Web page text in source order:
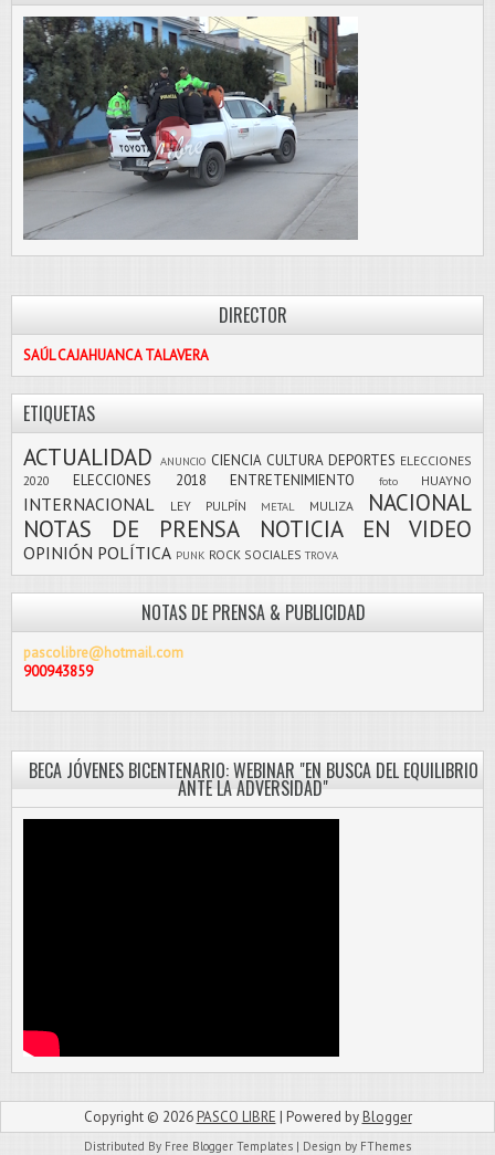
DIRECTOR
SAÚL CAJAHUANCA TALAVERA
ETIQUETAS
ACTUALIDAD ANUNCIO CIENCIA CULTURA DEPORTES ELECCIONES
2020
ELECCIONES 2018 ENTRETENIMIENTO foto HUAYNO
INTERNACIONAL LEY PULPÍN METAL MULIZA
NACIONAL
NOTAS DE PRENSA
NOTICIA EN VIDEO
OPINIÓN POLÍTICA PUNK ROCK SOCIALES TROVA
NOTAS DE PRENSA & PUBLICIDAD
pascolibre@hotmail.com
900943859
BECA JÓVENES BICENTENARIO: WEBINAR "EN BUSCA DEL EQUILIBRIO
ANTE LA ADVERSIDAD"
Copyright © 2026 PASCO LIBRE | Powered by Blogger
Distributed By Free Blogger Templates | Design by FThemes